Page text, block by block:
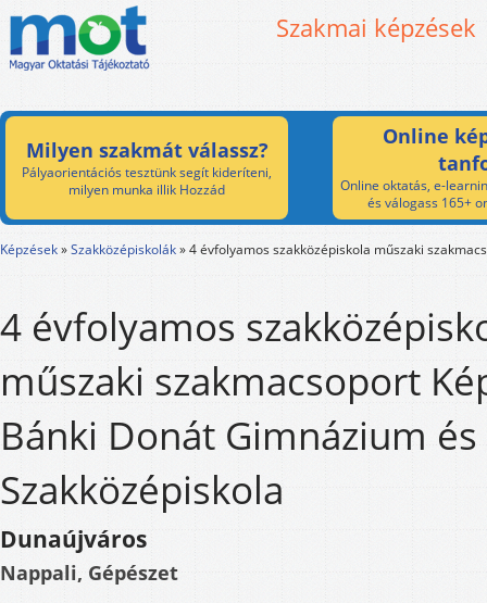
Szakmai képzések
Milyen szakmát válassz?
Pályaorientációs tesztünk segít kideríteni,
milyen munka illik Hozzád
Online
Online oktatás, e-
és válogass 165+
Képzések»Szakközépiskolák»4 évfolyamos szakközépiskola műszaki
4 évfolyamos
műszaki szakmacsoport
Bánki Donát Gimnázium és
Szakközépiskola
Dunaújváros
Nappali, Gépészet